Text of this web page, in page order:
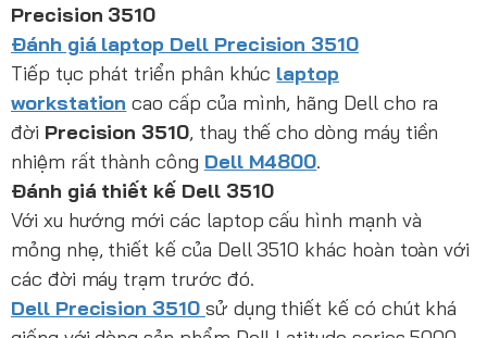
Precision 3510
Đánh giá laptop Dell Precision 3510
Tiếp tục phát triển phân khúc laptop
workstation cao cấp của mình, hãng Dell cho ra
đời Precision 3510, thay thế cho dòng máy tiền
nhiệm rất thành công Dell M4800.
Đánh giá thiết kế Dell 3510
Với xu hướng mới các laptop cấu hình mạnh và
mỏng nhẹ, thiết kế của Dell 3510 khác hoàn toàn với
các đời máy trạm trước đó.
Dell Precision 3510 sử dụng thiết kế có chút khá